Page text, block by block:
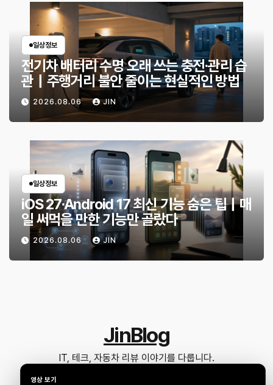
일상정보
전기차 배터리 수명 오래 쓰는 충전·관리 습
관｜주행거리 불안 줄이는 현실적인 방법
2026.08.06 JIN
일상정보
iOS 27·Android 17 최신 기능 숨은 팁｜매
일 써먹을 만한 기능만 골랐다
2026.08.06 JIN
JinBlog
IT, 테크, 자동차 리뷰 이야기를 다룹니다.